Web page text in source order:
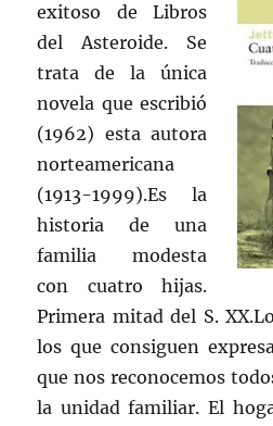
exitoso de Libros
del Asteroide. Se
trata de la única
novela que escribió
(1962) esta autora
norteamericana
(1913-1999).Es la
historia de una
familia modesta
con cuatro hijas.
Primera mitad del S.
los que consiguen
que nos reconocemos
la unidad familiar. El